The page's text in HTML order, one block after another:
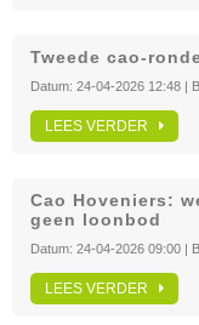
Tweede cao-
Datum: 24-04-2026 12:48 |
LEES VERDER
Cao Hoveniers:
geen loonbod
Datum: 24-04-2026 09:00 |
LEES VERDER